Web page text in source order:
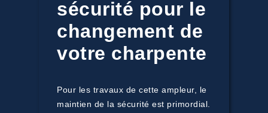
sécurité pour le
changement de
votre charpente
Pour les travaux de cette ampleur, le
maintien de la sécurité est primordial.